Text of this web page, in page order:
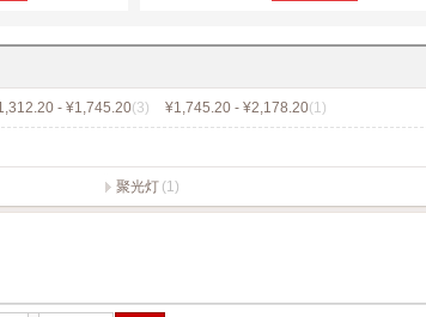
- ¥1,745.20(3) ¥1,745.20 - ¥2,178.20(1)
聚光灯 (1)